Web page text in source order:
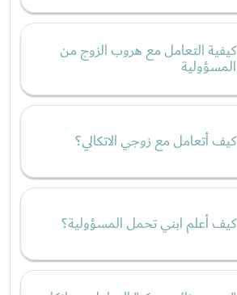
كيفية التعامل مع هروب الزوج من
المسؤولية
كيف أتعامل مع زوجي الاتكالي؟
كيف أعلم ابني تحمل المسؤولية؟